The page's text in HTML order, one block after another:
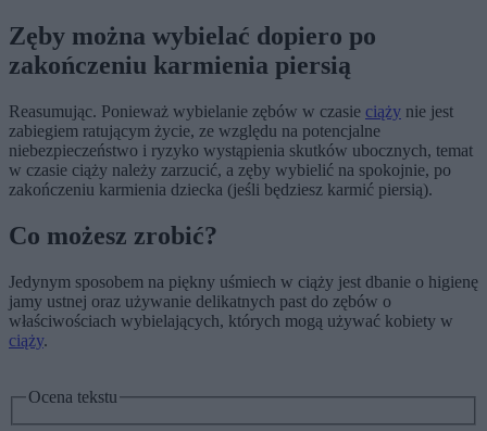
Zęby można wybielać dopiero po
zakończeniu karmienia piersią
Reasumując. Ponieważ wybielanie zębów w czasie ciąży nie jest
zabiegiem ratującym życie, ze względu na potencjalne
niebezpieczeństwo i ryzyko wystąpienia skutków ubocznych, temat
w czasie ciąży należy zarzucić, a zęby wybielić na spokojnie, po
zakończeniu karmienia dziecka (jeśli będziesz karmić piersią).
Co możesz zrobić?
Jedynym sposobem na piękny uśmiech w ciąży jest dbanie o higienę
jamy ustnej oraz używanie delikatnych past do zębów o
właściwościach wybielających, których mogą używać kobiety w
ciąży.
Ocena tekstu